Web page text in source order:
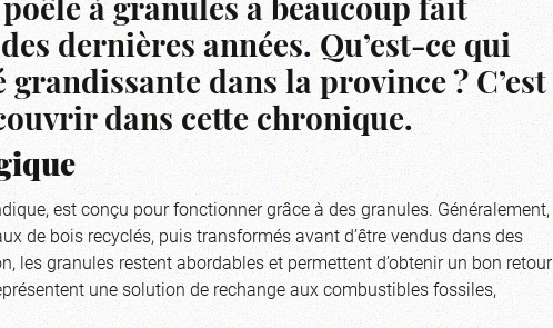
à granules a beaucoup fait
dernières années. Qu’est-ce qui
dans la province ? C’est
dans cette chronique.
est conçu pour fonctionner grâce à des granules. Généralement,
de bois recyclés, puis transformés avant d’être vendus dans des
les granules restent abordables et permettent d’obtenir un bon retour
une solution de rechange aux combustibles fossiles,